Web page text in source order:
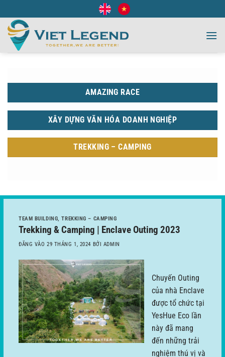
qua
nội
dung
AMAZING RACE
XÂY DỰNG VĂN HÓA DOANH NGHIỆP
TREKKING – CAMPING
TEAM BUILDING ,TREKKING – CAMPING
Trekking & Camping | Enclave Outing 2023
ĐĂNG VÀO29 THÁNG 1, 2024 BỞI ADMIN
Chuyến Outing
của nhà Enclave
được tổ chức tại
YesHue Eco lần
này đã mang
đến những trải
nghiệm thú vị và